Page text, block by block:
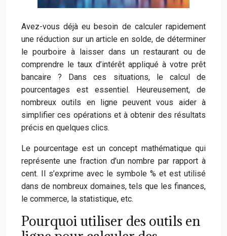
Avez-vous déjà eu besoin de calculer rapidement
une réduction sur un article en solde, de déterminer
le pourboire à laisser dans un restaurant ou de
comprendre le taux d’intérêt appliqué à votre prêt
bancaire ? Dans ces situations, le calcul de
pourcentages est essentiel. Heureusement, de
nombreux outils en ligne peuvent vous aider à
simplifier ces opérations et à obtenir des résultats
précis en quelques clics.
Le pourcentage est un concept mathématique qui
représente une fraction d’un nombre par rapport à
cent. Il s’exprime avec le symbole % et est utilisé
dans de nombreux domaines, tels que les finances,
le commerce, la statistique, etc.
Pourquoi utiliser des outils en